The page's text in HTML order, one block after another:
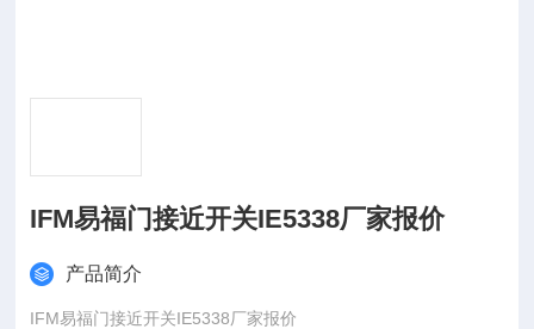
IFM易福门接近开关IE5338厂家报价
产品简介
IFM易福门接近开关IE5338厂家报价